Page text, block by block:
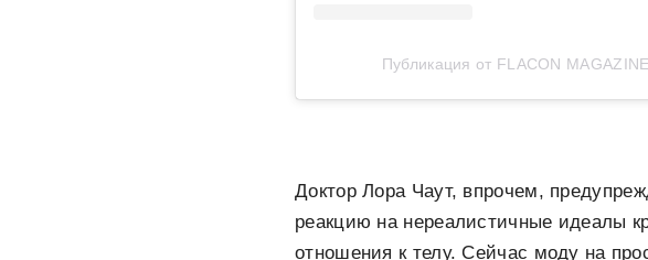
Публикация от FLACON
Доктор Лора Чаут, впрочем,
реакцию на нереалистичные идеалы
отношения к телу. Сейчас моду на